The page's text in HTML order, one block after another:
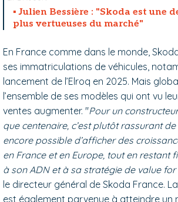
Julien Bessière : "Skoda est une
plus vertueuses du marché"
En France comme dans le monde,
ses immatriculations de véhicules,
lancement de l’Elroq en 2025. Mais
l’ensemble de ses modèles qui ont vu
ventes augmenter. "Pour un
que centenaire, c’est plutôt rassurant de
encore possible d’afficher des
en France et en Europe, tout en restant
à son ADN et à sa stratégie de value
le directeur général de Skoda France.
est également parvenue à atteindre un